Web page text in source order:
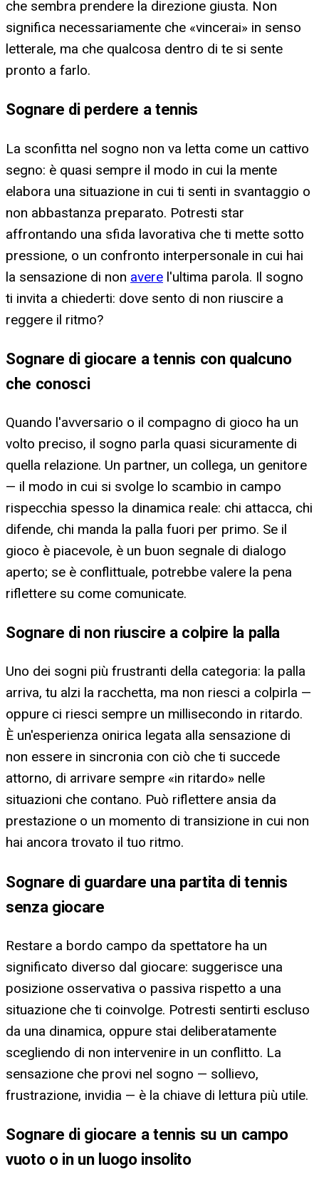
che sembra prendere la direzione giusta. Non
significa necessariamente che «vincerai» in senso
letterale, ma che qualcosa dentro di te si sente
pronto a farlo.
Sognare di perdere a tennis
La sconfitta nel sogno non va letta come un cattivo
segno: è quasi sempre il modo in cui la mente
elabora una situazione in cui ti senti in svantaggio o
non abbastanza preparato. Potresti star
affrontando una sfida lavorativa che ti mette sotto
pressione, o un confronto interpersonale in cui hai
la sensazione di non avere l'ultima parola. Il sogno
ti invita a chiederti: dove sento di non riuscire a
reggere il ritmo?
Sognare di giocare a tennis con qualcuno
che conosci
Quando l'avversario o il compagno di gioco ha un
volto preciso, il sogno parla quasi sicuramente di
quella relazione. Un partner, un collega, un genitore
— il modo in cui si svolge lo scambio in campo
rispecchia spesso la dinamica reale: chi attacca, chi
difende, chi manda la palla fuori per primo. Se il
gioco è piacevole, è un buon segnale di dialogo
aperto; se è conflittuale, potrebbe valere la pena
riflettere su come comunicate.
Sognare di non riuscire a colpire la palla
Uno dei sogni più frustranti della categoria: la palla
arriva, tu alzi la racchetta, ma non riesci a colpirla —
oppure ci riesci sempre un millisecondo in ritardo.
È un'esperienza onirica legata alla sensazione di
non essere in sincronia con ciò che ti succede
attorno, di arrivare sempre «in ritardo» nelle
situazioni che contano. Può riflettere ansia da
prestazione o un momento di transizione in cui non
hai ancora trovato il tuo ritmo.
Sognare di guardare una partita di tennis
senza giocare
Restare a bordo campo da spettatore ha un
significato diverso dal giocare: suggerisce una
posizione osservativa o passiva rispetto a una
situazione che ti coinvolge. Potresti sentirti escluso
da una dinamica, oppure stai deliberatamente
scegliendo di non intervenire in un conflitto. La
sensazione che provi nel sogno — sollievo,
frustrazione, invidia — è la chiave di lettura più utile.
Sognare di giocare a tennis su un campo
vuoto o in un luogo insolito